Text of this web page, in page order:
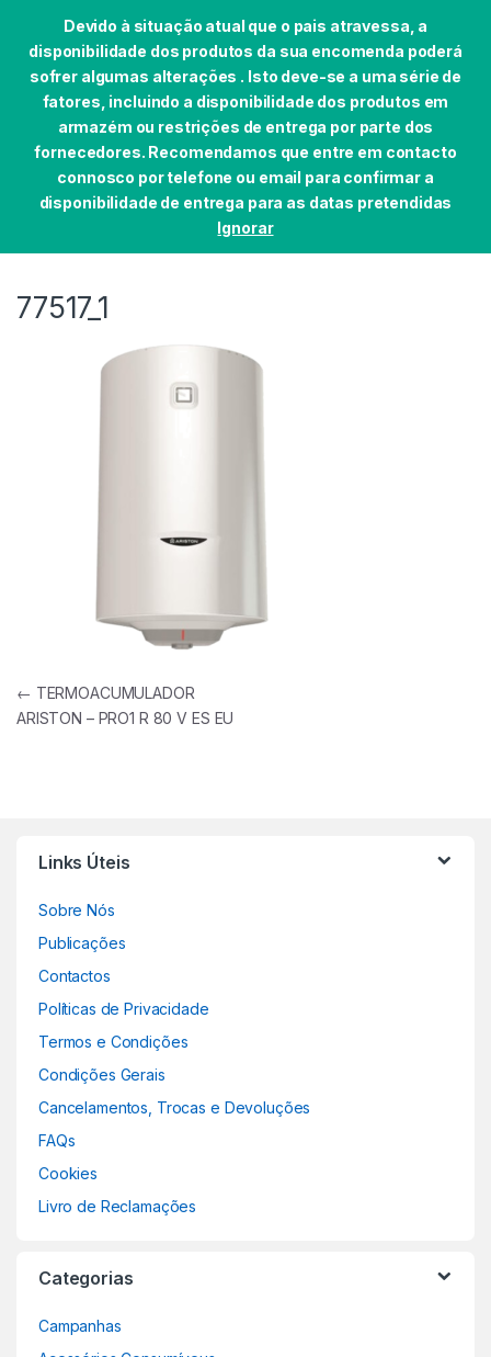
Devido à situação atual que o pais atravessa, a
disponibilidade dos produtos da sua encomenda poderá
sofrer algumas alterações . Isto deve-se a uma série de
fatores, incluindo a disponibilidade dos produtos em
armazém ou restrições de entrega por parte dos
fornecedores. Recomendamos que entre em contacto
connosco por telefone ou email para confirmar a
disponibilidade de entrega para as datas pretendidas
Ignorar
Skip to navigation
Skip to content
AQUEC.ÁGUA/CENTRAL SOLAR
77517_1
Navegação de artigos
← TERMOACUMULADOR
ARISTON – PRO1 R 80 V ES EU
Links Úteis
Sobre Nós
Publicações
Contactos
Políticas de Privacidade
Termos e Condições
Condições Gerais
Cancelamentos, Trocas e Devoluções
FAQs
Cookies
Livro de Reclamações
Categorias
Campanhas